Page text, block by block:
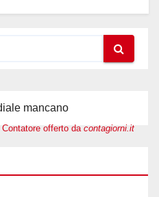
mancano
Contatore offerto da contagiorni.it